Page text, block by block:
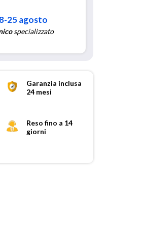
25 agosto
specializzato
Garanzia inclusa
24 mesi
Reso fino a 14
giorni